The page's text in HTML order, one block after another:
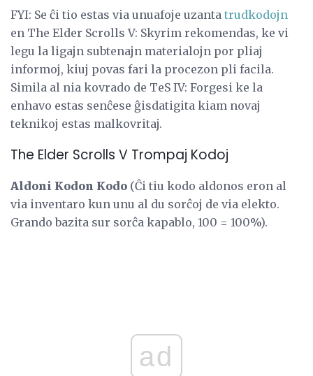
FYI: Se ĉi tio estas via unuafoje uzanta trudkodojn
en The Elder Scrolls V: Skyrim rekomendas, ke vi
legu la ligajn subtenajn materialojn por pliaj
informoj, kiuj povas fari la procezon pli facila.
Simila al nia kovrado de TeS IV: Forgesi ke la
enhavo estas senĉese ĝisdatigita kiam novaj
teknikoj estas malkovritaj.
The Elder Scrolls V Trompaj Kodoj
Aldoni Kodon Kodo (Ĉi tiu kodo aldonos eron al
via inventaro kun unu al du sorĉoj de via elekto.
Grando bazita sur sorĉa kapablo, 100 = 100%).
ad